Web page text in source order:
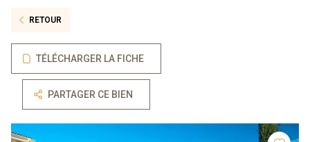
RETOUR
TÉLÉCHARGER LA FICHE
PARTAGER CE BIEN